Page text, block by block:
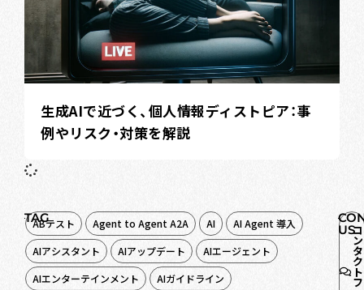
生成AIで近づく、個人情報ディストピア：事
例やリスク・対策を解説
TAG
ABテスト Agent to Agent A2A AI
AI Agent 導入
AIアシスタント
AIアップデート
AIエージェント
AIエンターテインメント
AIガイドライン
USコ
ン
タ
ク
ト
フ